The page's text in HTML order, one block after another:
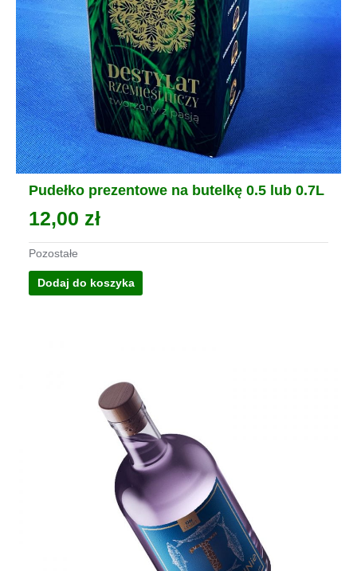
Pudełko prezentowe na butelkę 0.5 lub 0.7L
12,00 zł
Pozostałe
Dodaj do koszyka